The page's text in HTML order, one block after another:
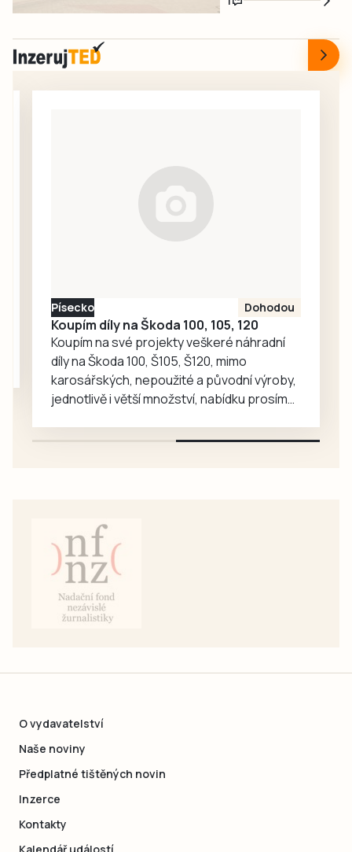
červnovém startu
v Táboře. Začal
srpen a neděje se
Písecko Dohodou
Koupím díly na Škoda 100, 105, 120
Koupím na své projekty veškeré náhradní
díly na Škoda 100, Š105, Š120, mimo
karosářských, nepoužité a původní výroby,
jednotlivě i větší množství, nabídku prosím
O vydavatelství
Naše noviny
Předplatné tištěných novin
Inzerce
Kontakty
Kalendář událostí